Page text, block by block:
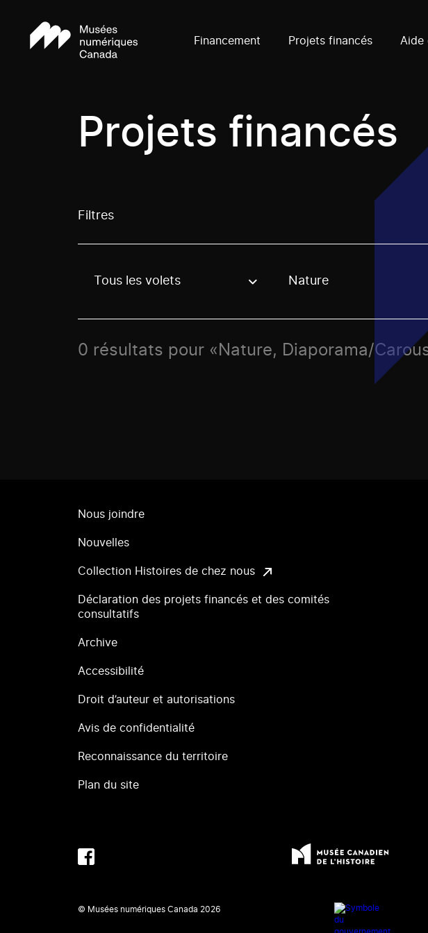
Financement Projets financés Aide
Projets financés
Filtres
Use these options to filter projects by topic, stream or regon.
Tous les volets Nature
0 résultats pour «Nature, Diaporama/
Nous joindre
Nouvelles
Collection Histoires de chez nous
Déclaration des projets financés et des comités
consultatifs
Archive
Accessibilité
Droit d’auteur et autorisations
Avis de confidentialité
Reconnaissance du territoire
Plan du site
© Musées numériques Canada 2026